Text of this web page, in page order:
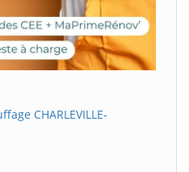
CHARLEVILLE-